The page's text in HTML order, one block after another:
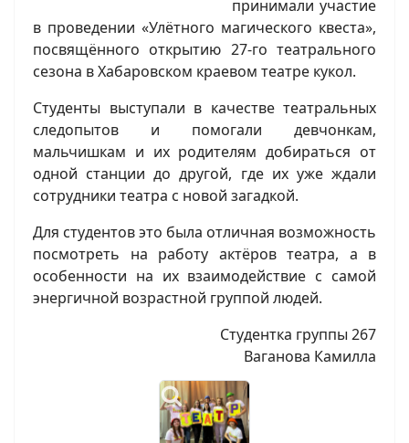
принимали участие
в проведении «Улётного магического квеста»,
посвящённого открытию 27-го театрального
сезона в Хабаровском краевом театре кукол.
Студенты выступали в качестве театральных
следопытов и помогали девчонкам,
мальчишкам и их родителям добираться от
одной станции до другой, где их уже ждали
сотрудники театра с новой загадкой.
Для студентов это была отличная возможность
посмотреть на работу актёров театра, а в
особенности на их взаимодействие с самой
энергичной возрастной группой людей.
Студентка группы 267
Ваганова Камилла